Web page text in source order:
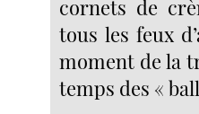
cornets de
tous les feux
moment de la
temps des «